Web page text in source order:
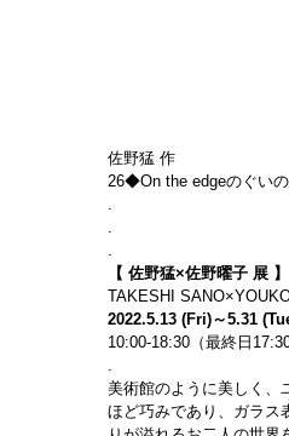
佐野猛 作
26◆On the edgeのぐい
.
.
.
【 佐野猛×佐野曜子 展 】
TAKESHI
2022.5.13 (Fri)～5.31
10:00-18:30（最終日
.
美術館のように美しく、
ほど巧みであり、ガラス